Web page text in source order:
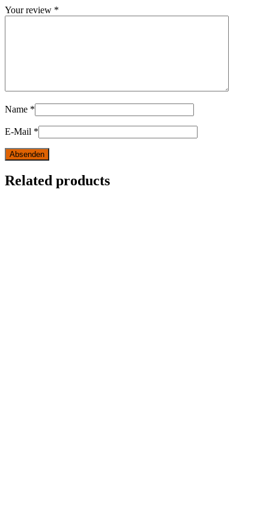
Your review *
Name *
E-Mail *
Related products